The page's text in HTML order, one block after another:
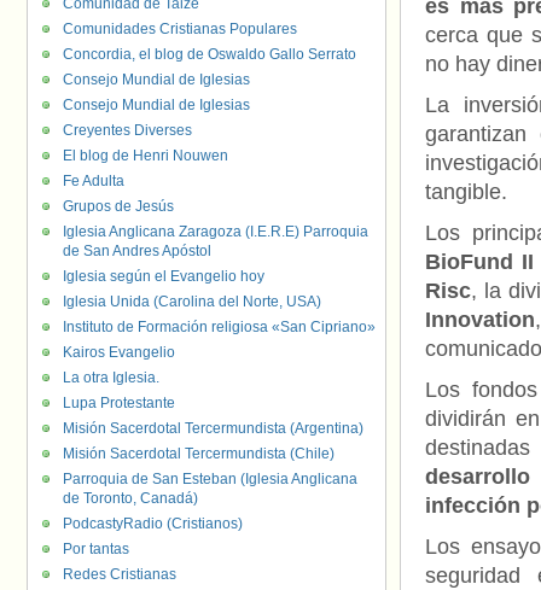
es más
cerca que
no hay
La
tangible.
Los
BioFund
Risc, la
Innovation
Los
dividirán
infección
Los
seguridad
Comunidad de Taizé
Comunidades Cristianas Populares
Concordia, el blog de Oswaldo Gallo Serrato
Consejo Mundial de Iglesias
Consejo Mundial de Iglesias
Creyentes Diverses
El blog de Henri Nouwen
Fe Adulta
Grupos de Jesús
Iglesia Anglicana Zaragoza (I.E.R.E) Parroquia
de San Andres Apóstol
Iglesia según el Evangelio hoy
Iglesia Unida (Carolina del Norte, USA)
Instituto de Formación religiosa «San Cipriano»
Kairos Evangelio
La otra Iglesia.
Lupa Protestante
Misión Sacerdotal Tercermundista (Argentina)
Misión Sacerdotal Tercermundista (Chile)
Parroquia de San Esteban (Iglesia Anglicana
de Toronto, Canadá)
PodcastyRadio (Cristianos)
Por tantas
Redes Cristianas